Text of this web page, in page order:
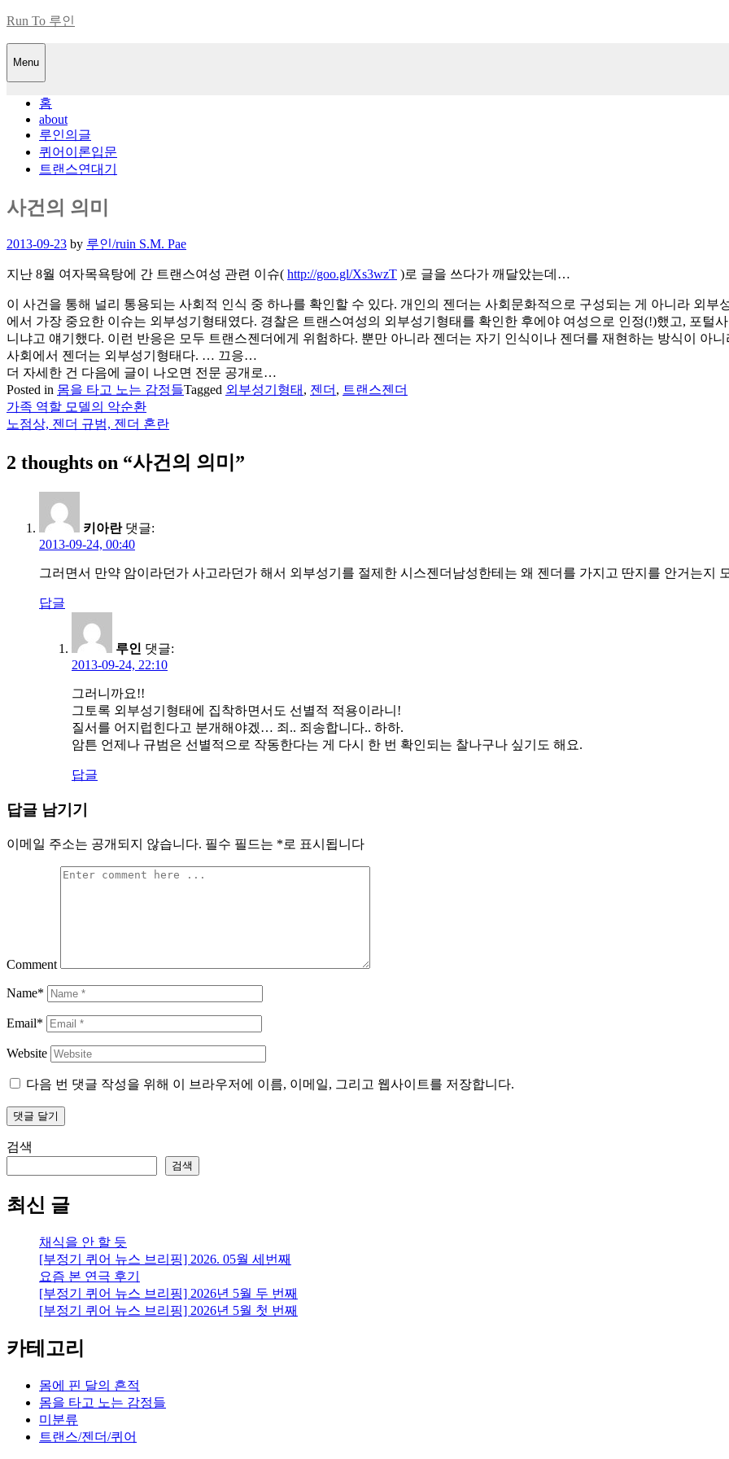
Skip
content
Run To 루인
Menu
홈
about
루인의글
퀴어이론입문
트랜스연대기
사건의 의미
Posted
2013-09-23 by 루인/ruin S.M. Pae
지난 8월 여자목욕탕에 간 트랜스여성 관련 이슈( http://goo.gl/Xs3wzT )로 글을 쓰다가 깨달았는데…
이 사건을 통해 널리 통용되는 사회적 인식 중 하나를 확인할 수 있다. 개인의 젠더는 사회문화적으로 구성되는 게 아니라 외
에서 가장 중요한 이슈는 외부성기형태였다. 경찰은 트랜스여성의 외부성기형태를 확인한 후에야 여성으로 인정(!)했고, 포털
니냐고 얘기했다. 이런 반응은 모두 트랜스젠더에게 위험하다. 뿐만 아니라 젠더는 자기 인식이나 젠더를 재현하는 방식이 아
사회에서 젠더는 외부성기형태다. … 끄응…
더 자세한 건 다음에 글이 나오면 전문 공개로…
Posted in 몸을 타고 노는 감정들Tagged 외부성기형태 , 젠더 , 트랜스젠더
글
탐
색
가족 역할 모델의 악순환
노점상, 젠더 규범, 젠더 혼란
2 thoughts on “사건의 의미 ”
키아란 댓글:
2013-09-24, 00:40
그러면서 만약 암이라던가 사고라던가 해서 외부성기를 절제한 시스젠더남성한테는 왜 젠더를 가지고 딴지를 안거는지
답글
루인 댓글:
2013-09-24, 22:10
그러니까요!!
그토록 외부성기형태에 집착하면서도 선별적 적용이라니!
질서를 어지럽힌다고 분개해야겠… 죄.. 죄송합니다.. 하하.
암튼 언제나 규범은 선별적으로 작동한다는 게 다시 한 번 확인되는 찰나구나 싶기도 해요.
답글
답글 남기기
이메일 주소는 공개되지 않습니다. 필수 필드는 *로 표시됩니다
Comment
Name*
Email*
Website
다음 번 댓글 작성을 위해 이 브라우저에 이름, 이메일, 그리고 웹사이트를 저장합니다.
검색
검색
최신 글
채식을 안 할 듯
[부정기 퀴어 뉴스 브리핑] 2026. 05월 세번째
요즘 본 연극 후기
[부정기 퀴어 뉴스 브리핑] 2026년 5월 두 번째
[부정기 퀴어 뉴스 브리핑] 2026년 5월 첫 번째
카테고리
몸에 핀 달의 흔적
몸을 타고 노는 감정들
미분류
트랜스/젠더/퀴어